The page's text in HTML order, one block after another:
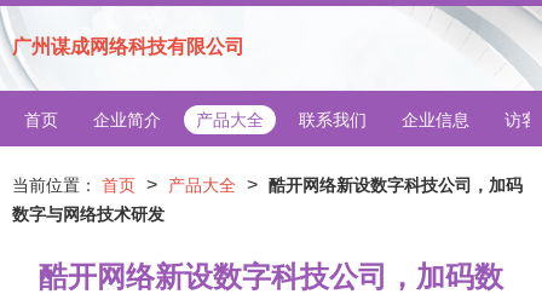
广州谋成网络科技有限公司
首页 企业简介 产品大全 联系我们 企业信息 访客
当前位置： 首页 > 产品大全 > 酷开网络新设数字科技公司，加码
数字与网络技术研发
酷开网络新设数字科技公司，加码数